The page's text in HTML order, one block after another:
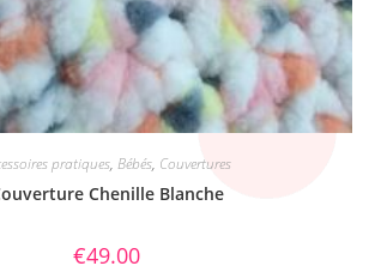
pratiques, Bébés, Couvertures
Chenille Blanche
€49.00